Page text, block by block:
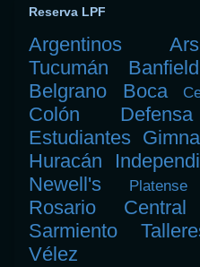
Reserva LPF
Argentinos
Tucumán
Banfield
Belgrano Boca
Colón
Estudiantes
Huracán
Newell's
Platense
Rosario Central
Sarmiento
Vélez